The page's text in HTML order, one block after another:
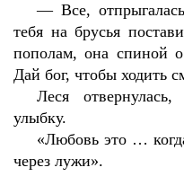
—Все,
тебя на брусья
пополам, она спиной
Дай бог, чтобы ходить
Леся
улыбку.
«Любовь это …
через лужи».